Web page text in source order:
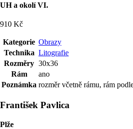
UH a okolí VI.
910 Kč
Kategorie Obrazy
Technika Litografie
Rozměry 30x36
Rám
ano
Poznámka rozměr včetně rámu, rám
František Pavlica
Plže